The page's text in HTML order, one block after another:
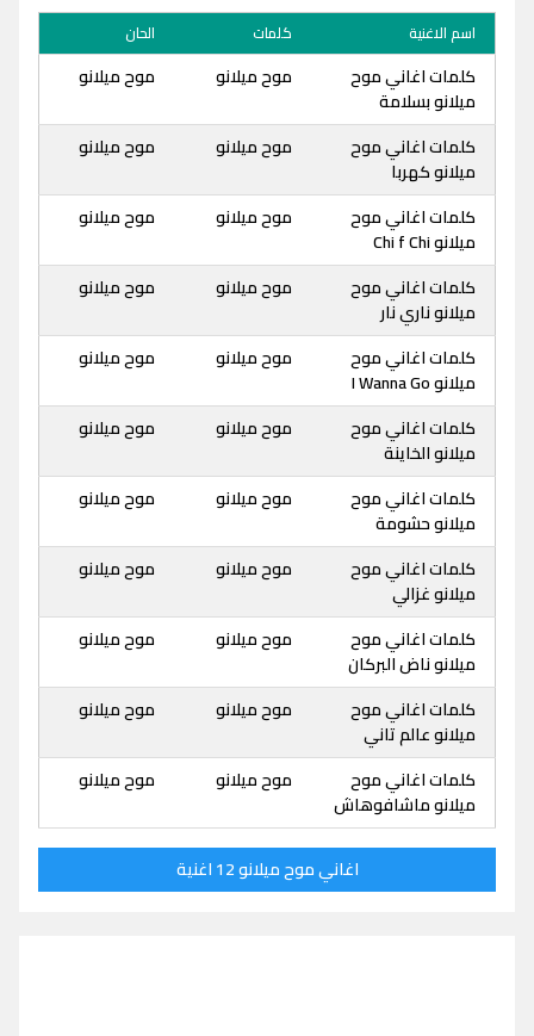
اسم الاغنية كلمات الحان
كلمات اغاني موح
ميلانو بسلامة
موح ميلانو موح ميلانو
كلمات اغاني موح
ميلانو كهربا
موح ميلانو موح ميلانو
كلمات اغاني موح
ميلانو Chi f Chi
موح ميلانو موح ميلانو
كلمات اغاني موح
ميلانو ناري نار
موح ميلانو موح ميلانو
كلمات اغاني موح
ميلانو I Wanna Go
موح ميلانو موح ميلانو
كلمات اغاني موح
ميلانو الخاينة
موح ميلانو موح ميلانو
كلمات اغاني موح
ميلانو حشومة
موح ميلانو موح ميلانو
كلمات اغاني موح
ميلانو غزالي
موح ميلانو موح ميلانو
كلمات اغاني موح
ميلانو ناض البركان
موح ميلانو موح ميلانو
كلمات اغاني موح
ميلانو عالم تاني
موح ميلانو موح ميلانو
كلمات اغاني موح
ميلانو ماشافوهاش
موح ميلانو موح ميلانو
اغاني موح ميلانو 12 اغنية